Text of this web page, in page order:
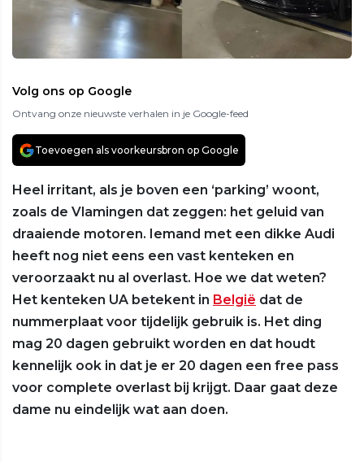
Volg ons op Google
Ontvang onze nieuwste verhalen in je Google-feed
Toevoegen als voorkeursbron op Google
Heel irritant, als je boven een ‘parking’ woont,
zoals de Vlamingen dat zeggen: het geluid van
draaiende motoren. Iemand met een dikke Audi
heeft nog niet eens een vast kenteken en
veroorzaakt nu al overlast. Hoe we dat weten?
Het kenteken UA betekent in België dat de
nummerplaat voor tijdelijk gebruik is. Het ding
mag 20 dagen gebruikt worden en dat houdt
kennelijk ook in dat je er 20 dagen een free pass
voor complete overlast bij krijgt. Daar gaat deze
dame nu eindelijk wat aan doen.